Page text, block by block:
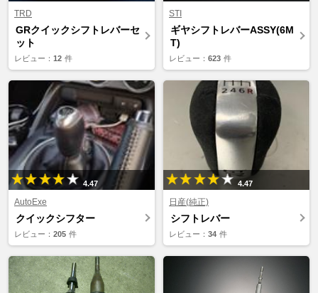
TRD
GRクイックシフトレバーセ
ット
レビュー： 12 件
STI
ギヤシフトレバーASSY(6M
T)
レビュー： 623 件
4.47
AutoExe
クイックシフター
レビュー： 205 件
4.47
日産(純正)
シフトレバー
レビュー： 34 件